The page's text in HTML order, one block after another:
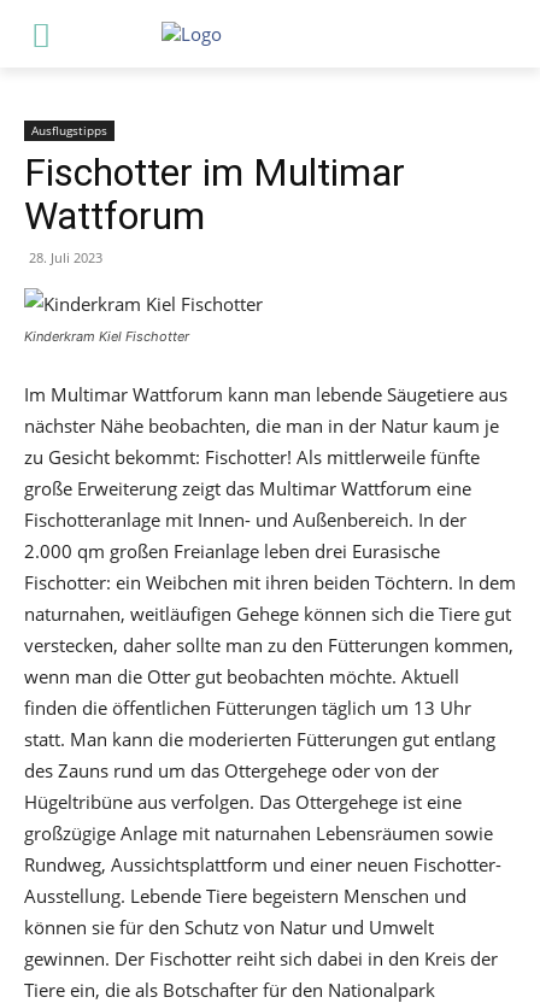
Ausflugstipps
Fischotter im Multimar
Wattforum
28. Juli 2023
Kinderkram Kiel Fischotter
Im Multimar Wattforum kann man lebende Säugetiere aus
nächster Nähe beobachten, die man in der Natur kaum je
zu Gesicht bekommt: Fischotter! Als mittlerweile fünfte
große Erweiterung zeigt das Multimar Wattforum eine
Fischotteranlage mit Innen- und Außenbereich. In der
2.000 qm großen Freianlage leben drei Eurasische
Fischotter: ein Weibchen mit ihren beiden Töchtern. In dem
naturnahen, weitläufigen Gehege können sich die Tiere gut
verstecken, daher sollte man zu den Fütterungen kommen,
wenn man die Otter gut beobachten möchte. Aktuell
finden die öffentlichen Fütterungen täglich um 13 Uhr
statt. Man kann die moderierten Fütterungen gut entlang
des Zauns rund um das Ottergehege oder von der
Hügeltribüne aus verfolgen. Das Ottergehege ist eine
großzügige Anlage mit naturnahen Lebensräumen sowie
Rundweg, Aussichtsplattform und einer neuen Fischotter-
Ausstellung. Lebende Tiere begeistern Menschen und
können sie für den Schutz von Natur und Umwelt
gewinnen. Der Fischotter reiht sich dabei in den Kreis der
Tiere ein, die als Botschafter für den Nationalpark